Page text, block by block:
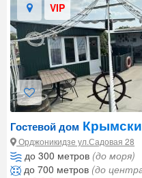
VIP
Гостевой дом
Орджоникидзе ул.Садовая 28
до 300 метров (до моря)
до 700 метров (до